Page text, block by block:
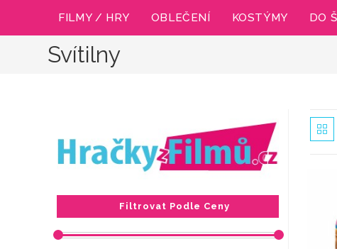
FILMY / HRY OBLEČENÍ KOSTÝMY DO
Svítilny
Filtrovat Podle Ceny